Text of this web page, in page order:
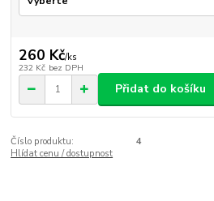
260 Kč/ks
232 Kč bez DPH
Přidat do košíku
Číslo produktu:
4
Hlídat cenu / dostupnost